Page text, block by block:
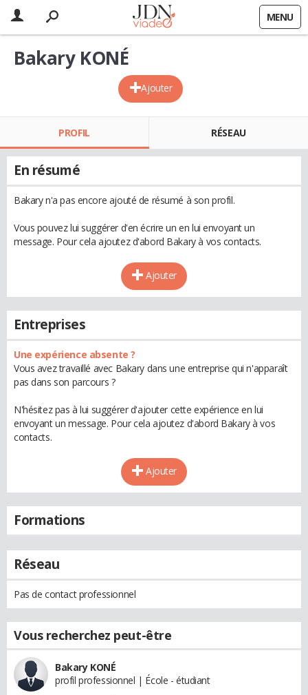
MENU
Ajouter
Bakary KONÉ
PROFIL RÉSEAU
En résumé
Bakary n'a pas encore ajouté de résumé à son profil.
Vous pouvez lui suggérer d'en écrire un en lui envoyant un
message. Pour cela ajoutez d'abord Bakary à vos contacts.
Ajouter
Entreprises
Une expérience absente ?
Vous avez travaillé avec Bakary dans une entreprise qui n'apparaît
pas dans son parcours ?
N'hésitez pas à lui suggérer d'ajouter cette expérience en lui
envoyant un message. Pour cela ajoutez d'abord Bakary à vos
contacts.
Ajouter
Formations
Réseau
Pas de contact professionnel
Vous recherchez peut-être
Bakary KONÉ
profil professionnel | École - étudiant